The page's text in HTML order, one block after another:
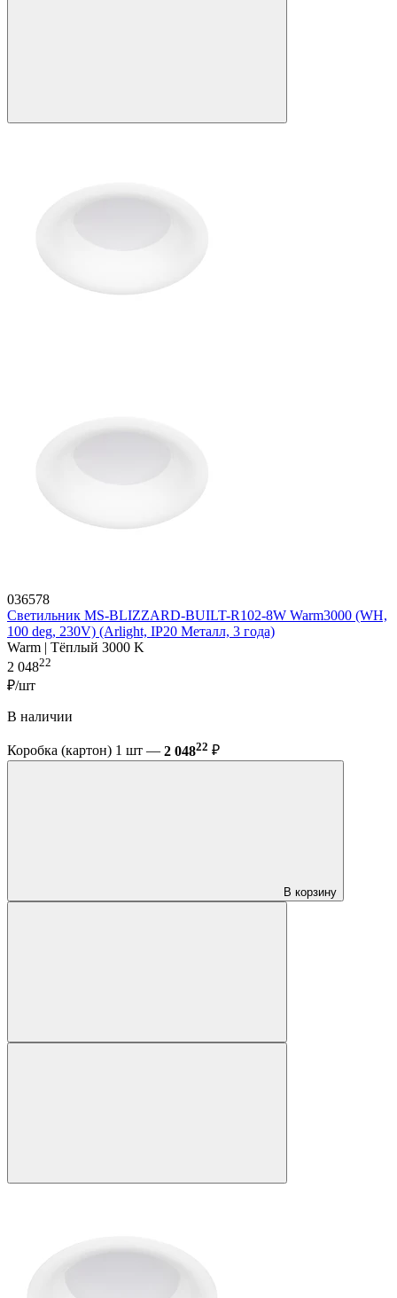
036578
Светильник MS-BLIZZARD-BUILT-R102-8W Warm3000 (WH,
100 deg, 230V) (Arlight, IP20 Металл, 3 года)
Warm | Тёплый 3000 K
2 04822
₽/шт
В наличии
Коробка (картон) 1 шт — 2 04822 ₽
В корзину